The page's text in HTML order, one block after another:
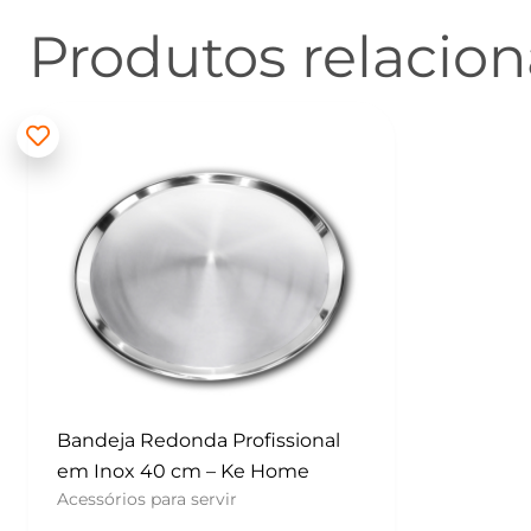
Produtos
Bandeja Redonda Profissional
em Inox 40 cm – Ke Home
Acessórios para servir